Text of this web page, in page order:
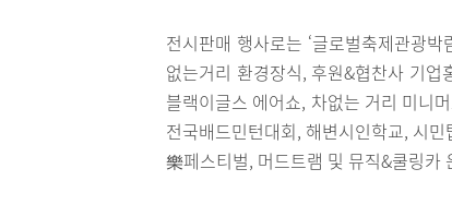
전시판매 행사로는 ‘글로벌축제관광
없는거리 환경장식, 후원&협찬사 기업
블랙이글스 에어쇼, 차없는 거리 미니
전국배드민턴대회, 해변시인학교, 시
樂페스티벌, 머드트램 및 뮤직&쿨링카